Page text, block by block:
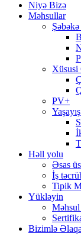
Niyə Bizə
Məhsullar
Xüsusi
PV+
Həll yolu
Əsas
İş
Tipik
Yükləyin
Bizimlə